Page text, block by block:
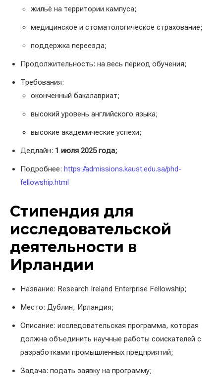
жильё на территории кампуса;
медицинское и стоматологическое страхование;
поддержка переезда;
Продолжительность: на весь период обучения;
Требования:
оконченный бакалавриат;
высокий уровень английского языка;
высокие академические успехи;
Дедлайн: 1 июля 2025 года;
Подробнее: https://admissions.kaust.edu.sa/phd-
fellowship.html
Стипендия для
исследовательской
деятельности в
Ирландии
Название: Research Ireland Enterprise Fellowship;
Место: Дублин, Ирландия;
Описание: исследовательская программа, которая
должна объединить научные работы соискателей с
разработками промышленных предприятий;
Задача: подать заявку на программу;